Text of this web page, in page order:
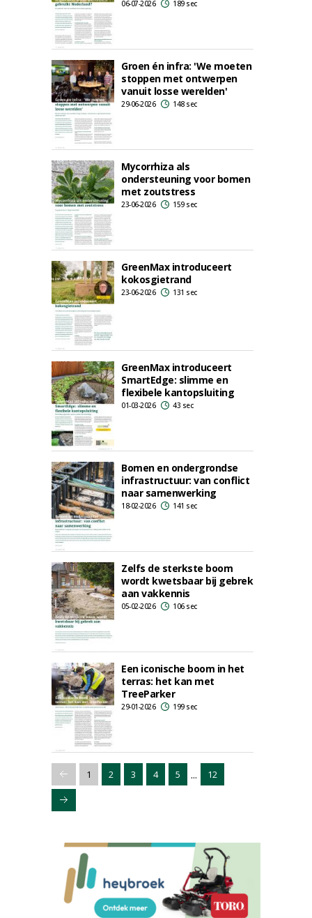
06-07-2026 189 sec
Groen én infra: 'We moeten
stoppen met ontwerpen
vanuit losse werelden'
29-06-2026 148 sec
Mycorrhiza als
ondersteuning voor bomen
met zoutstress
23-06-2026 159 sec
GreenMax introduceert
kokosgietrand
23-06-2026 131 sec
GreenMax introduceert
SmartEdge: slimme en
flexibele kantopsluiting
01-03-2026 43 sec
Bomen en ondergrondse
infrastructuur: van conflict
naar samenwerking
18-02-2026 141 sec
Zelfs de sterkste boom
wordt kwetsbaar bij gebrek
aan vakkennis
05-02-2026 106 sec
Een iconische boom in het
terras: het kan met
TreeParker
29-01-2026 199 sec
1 2 3 4 5 ... 12